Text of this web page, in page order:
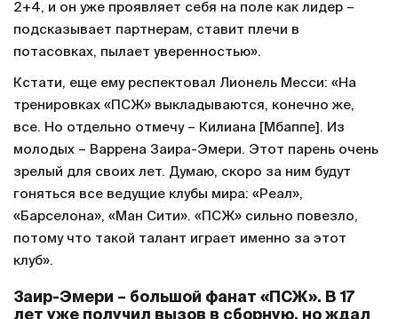
2+4, и он уже проявляет себя на поле как лидер –
подсказывает партнерам, ставит плечи в
потасовках, пылает уверенностью».
Кстати, еще ему респектовал Лионель Месси: «На
тренировках «ПСЖ» выкладываются, конечно же,
все. Но отдельно отмечу – Килиана [Мбаппе]. Из
молодых – Варрена Заира-Эмери. Этот парень очень
зрелый для своих лет. Думаю, скоро за ним будут
гоняться все ведущие клубы мира: «Реал»,
«Барселона», «Ман Сити». «ПСЖ» сильно повезло,
потому что такой талант играет именно за этот
клуб».
Заир-Эмери – большой фанат «ПСЖ». В 17